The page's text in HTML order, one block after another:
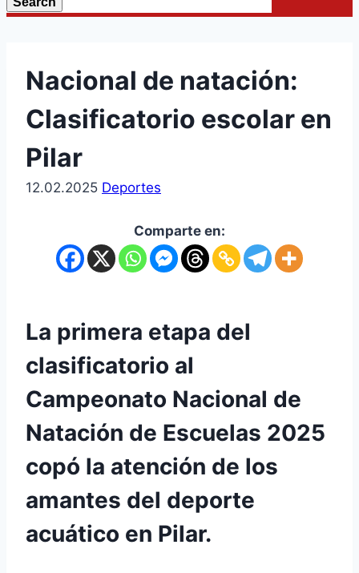
Search
Nacional de natación:
Clasificatorio escolar en
Pilar
12.02.2025 Deportes
Comparte en:
La primera etapa del
clasificatorio al
Campeonato Nacional de
Natación de Escuelas 2025
copó la atención de los
amantes del deporte
acuático en Pilar.